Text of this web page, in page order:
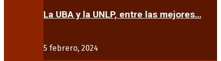
La UBA y la UNLP, entre las mejores…
5 febrero, 2024